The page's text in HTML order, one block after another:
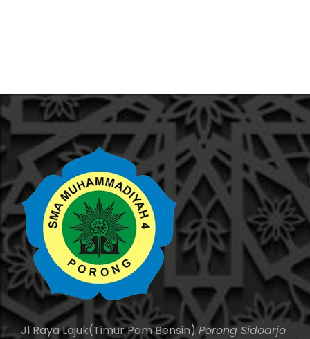
Jl Raya Lajuk(Timur Pom Bensin)Porong Sidoarjo